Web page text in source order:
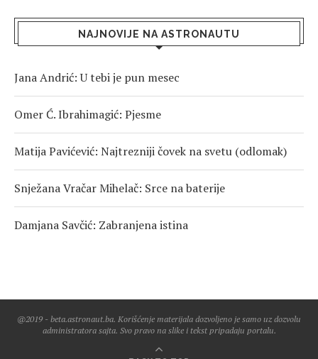
NAJNOVIJE NA ASTRONAUTU
Jana Andrić: U tebi je pun mesec
Omer Ć. Ibrahimagić: Pjesme
Matija Pavićević: Najtrezniji čovek na svetu (odlomak)
Snježana Vračar Mihelač: Srce na baterije
Damjana Savčić: Zabranjena istina
@2019 - beta.astronaut.ba. Korišćenje materijala dozvoljeno je samo uz dozvolu
administratora sajta. Svo pravo na slike i tekst pripadaju portalu.